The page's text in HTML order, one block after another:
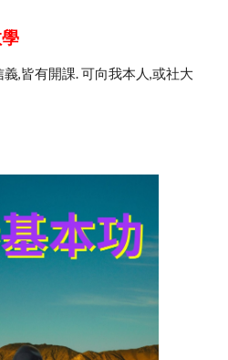
,皆有開課. 可向我本人,或社大